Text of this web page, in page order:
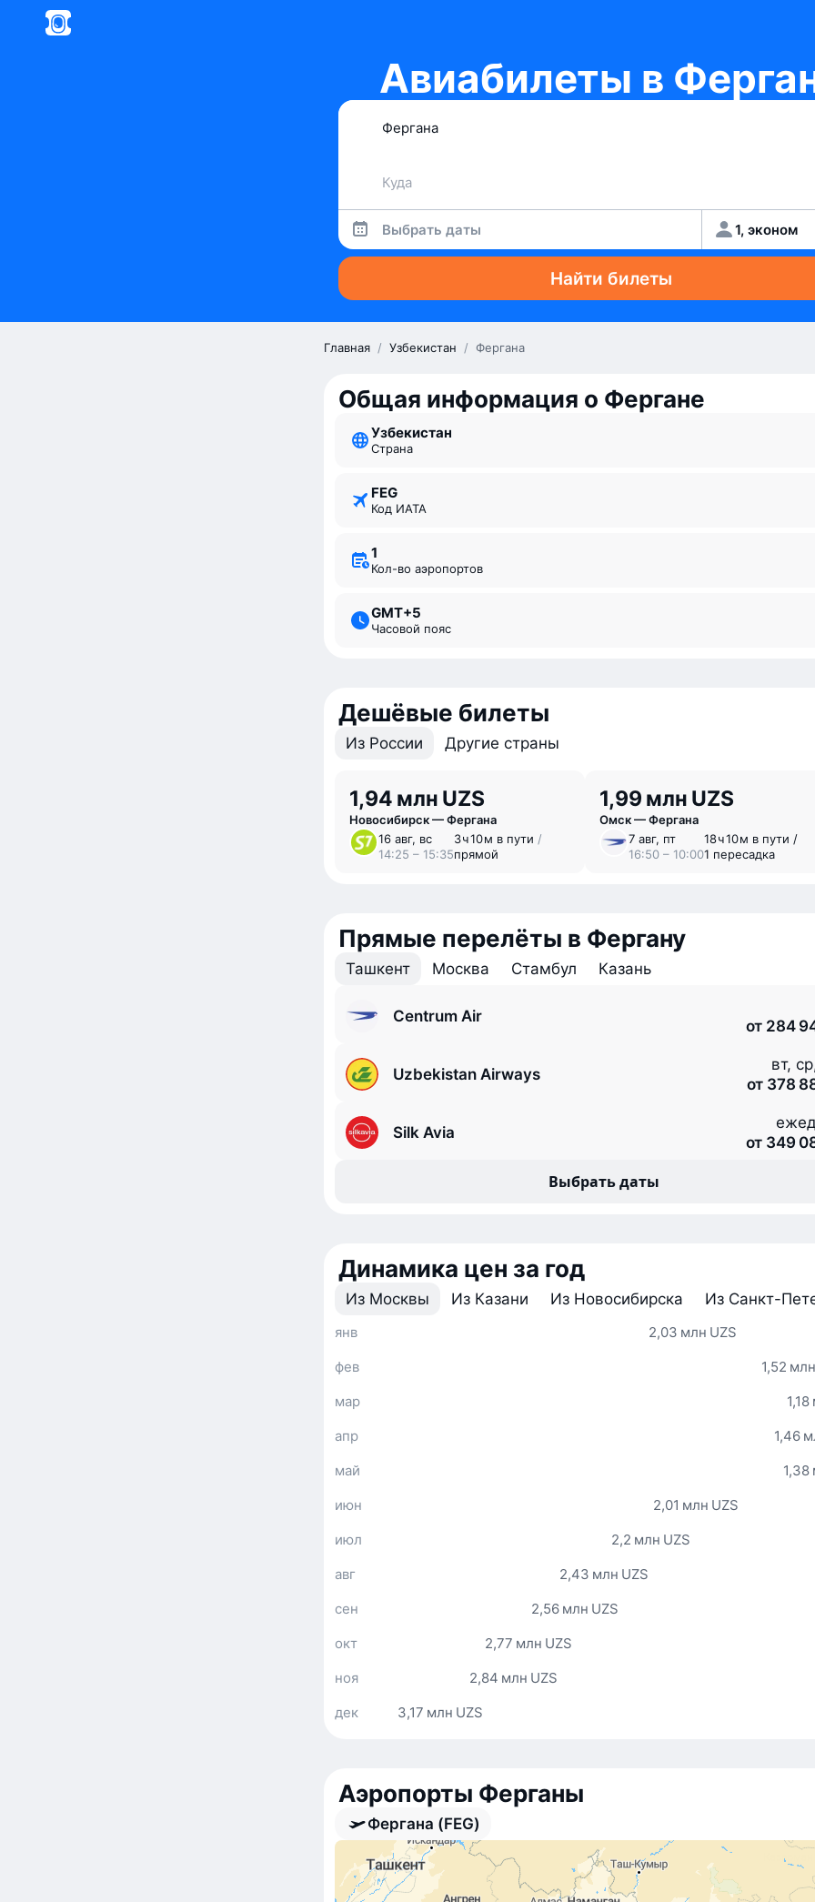
Авиабилеты в
Выбрать даты 1, эконом
Найти билеты
Главная / Узбекистан / Фергана
Общая информация о Фергане
Узбекистан
Страна
FEG
Код ИАТА
1
Кол-во аэропортов
GMT+5
Часовой пояс
Дешёвые билеты
Из России Другие страны
1,94 млн UZS
Новосибирск — Фергана
16 авг, вс
14:25 – 15:35
3 ⁠ч 10 ⁠м в пути /
прямой
1,99 млн UZS
Омск — Фергана
7 авг, пт
16:50 – 10:00
18 ⁠ч 10 ⁠м в пути /
1 пересадка
Прямые перелёты в Фергану
Ташкент Москва Стамбул Казань
Centrum Air
от 284
Uzbekistan Airways
вт,
от 378
Silk Avia
от 349
Выбрать даты
Динамика цен за год
Из Москвы Из Казани Из Новосибирска Из Санкт-
2,03 млн UZS
янв
1,52
фев
мар
1,46
апр
1,38
май
2,01 млн UZS
июн
2,2 млн UZS
июл
2,43 млн UZS
авг
2,56 млн UZS
сен
2,77 млн UZS
окт
2,84 млн UZS
ноя
3,17 млн UZS
дек
Аэропорты Ферганы
Фергана (FEG)